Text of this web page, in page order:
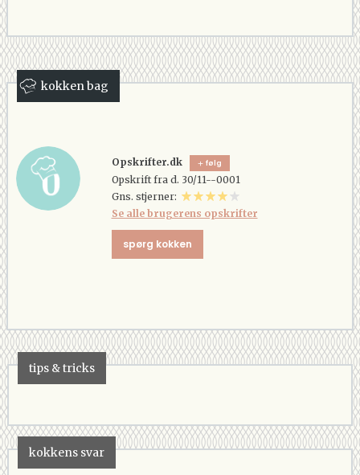
kokken bag
Opskrifter.dk følg
Opskrift fra d. 30/11--0001
Gns. stjerner:
Se alle brugerens opskrifter
spørg kokken
tips & tricks
kokkens svar